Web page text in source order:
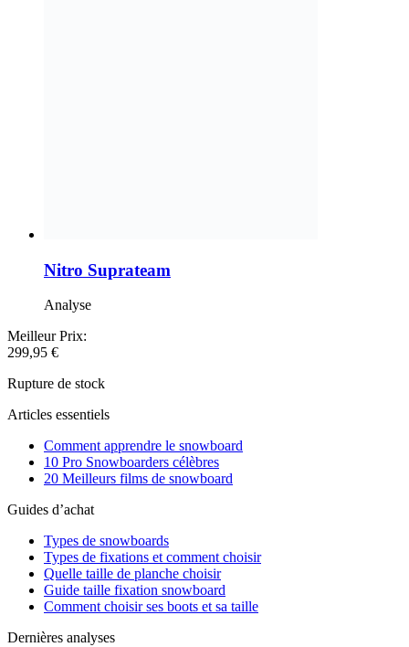
Nitro Suprateam
Analyse
Meilleur Prix:
299,95 €
Rupture de stock
Articles essentiels
Comment apprendre le snowboard
10 Pro Snowboarders célèbres
20 Meilleurs films de snowboard
Guides d’achat
Types de snowboards
Types de fixations et comment choisir
Quelle taille de planche choisir
Guide taille fixation snowboard
Comment choisir ses boots et sa taille
Dernières analyses